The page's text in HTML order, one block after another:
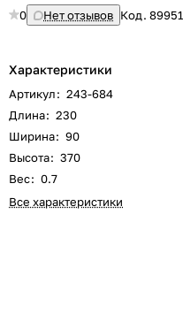
0 Нет отзывов Код.89951
Характеристики
Артикул: 243-684
Длина: 230
Ширина: 90
Высота: 370
Вес: 0.7
Все характеристики
товарыв корзину
сегодня только
любого банка
товарвыбранный способом